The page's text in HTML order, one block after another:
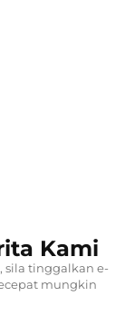
Kami
sila tinggalkan e-
mungkin